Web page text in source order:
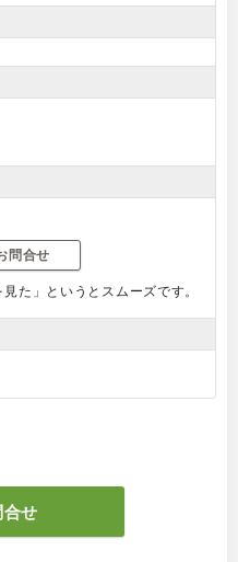
問合せ
た」というとスムーズです。
合せ